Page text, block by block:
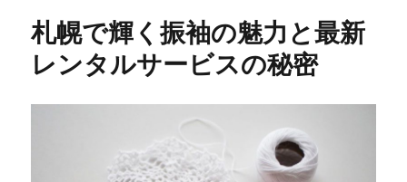
札幌で輝く振袖の魅力と最新
レンタルサービスの秘密